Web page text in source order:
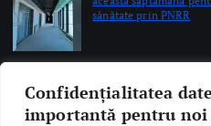
Confidențialitatea
importantă pentru noi
Copyright © 2026 Ro Health